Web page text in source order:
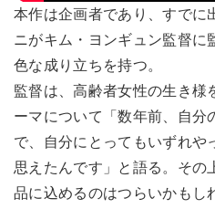
本作は企画者であり、すでに
ニがキム・ヨンギュン監督に
色な成り立ちを持つ。
監督は、高齢者女性の生き様
ーマについて「数年前、自分
で、自分にとってもいずれや
思えたんです」と語る。その
品に込めるのはつらいかもし